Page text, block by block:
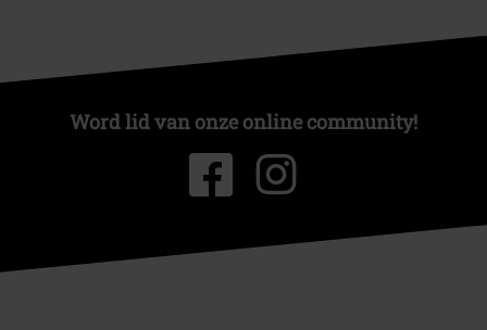
Word lid van onze online community!